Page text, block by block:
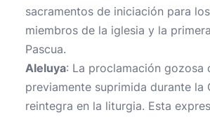
sacramentos de iniciación para
miembros de la iglesia y la
Pascua.
Aleluya: La proclamación gozosa
previamente suprimida durante la
reintegra en la liturgia. Esta